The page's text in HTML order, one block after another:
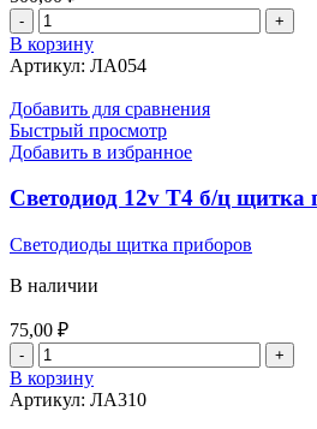
Количество
товара
Лампа
б.цоколя
12v
5w
PHILIPS
treme
Vision
синяя
В корзину
Артикул: ЛА054
Добавить для сравнения
Быстрый просмотр
Добавить в избранное
Светодиод 12v Т4 б/ц
Светодиоды щитка приборов
В наличии
75,00 ₽
Количество
товара
Светодиод
12v
В корзину
Артикул: ЛА310